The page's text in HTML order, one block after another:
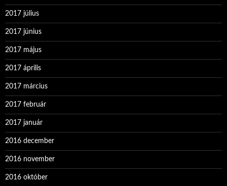
2017 július
2017 június
2017 május
2017 április
2017 március
2017 február
2017 január
2016 december
2016 november
2016 október